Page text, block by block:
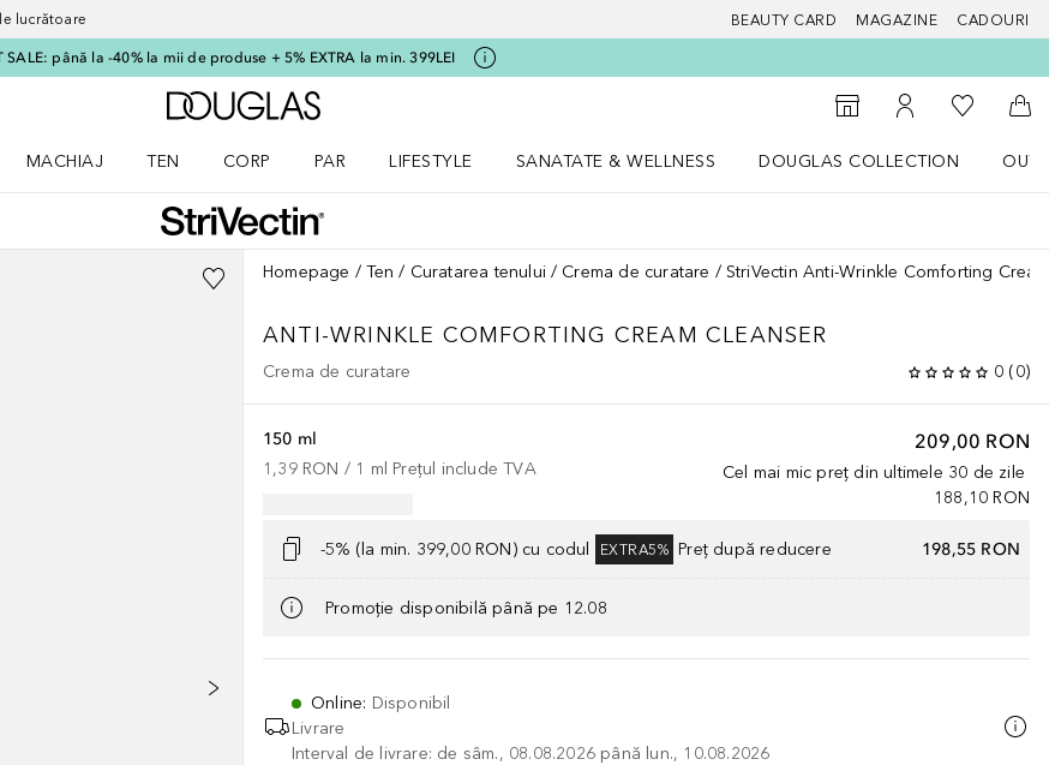
lucrătoare BEAUTY CARD MAGAZINE CADOURI
SALE: până la -40% la mii de produse + 5% EXTRA la min. 399LEI
Către pagina principală Douglas
Către Găsire magazin
Către Contul meu
Către
MACHIAJ
TEN
CORP
PAR
LIFESTYLE
SANATATE & WELLNESS
DOUGLAS COLLECTION
Homepage Ten Curatarea tenului Crema de curatare StriVectin Anti-Wrinkle Comforting
ANTI-WRINKLE COMFORTING CREAM CLEANSER
Crema de curatare 0 (0)
209,00 RON
Cel mai mic preț din ultimele 30 de zile
188,10 RON
150 ml
1,39 RON / 1 ml Prețul include TVA
-5% (la min. 399,00 RON) cu codul EXTRA5% Preț după reducere 198,55 RON
Promoție disponibilă până pe 12.08
Online: Disponibil
Livrare
Interval de livrare: de sâm., 08.08.2026 până lun., 10.08.2026